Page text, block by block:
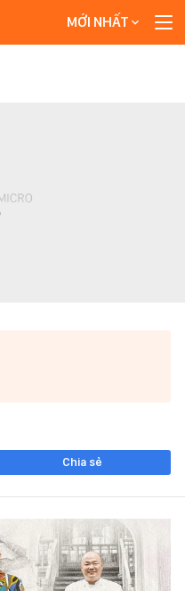
MỚI NHẤT
Chia sẻ